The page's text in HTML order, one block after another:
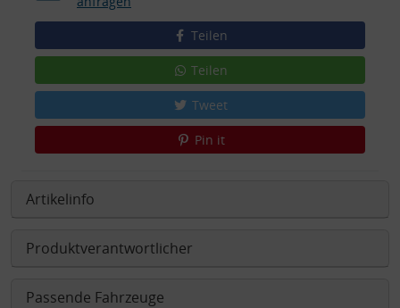
Teilen
Teilen
Tweet
Pin it
Artikelinfo
Produktverantwortlicher
Passende Fahrzeuge